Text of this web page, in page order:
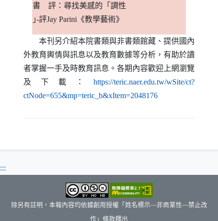
書
評：尋找美感的「調性
｣-評Jay Parini 《教學藝術》
本刊另介紹本院書類與非書類館藏、提供國內
外教育輿情與訊息以及教育數據等分析，有助於讀
者掌握一手及時教育訊息。各期內容歡迎上網瀏覽
及下載： https://teric.naer.edu.tw/wSite/ct?
ctNode=655&mp=teric_b&xItem=2048176（另開新視窗）
:::
除另有註明，本報內容均依據創用授權「姓名標示—非商業性—禁止改
作」條款釋出